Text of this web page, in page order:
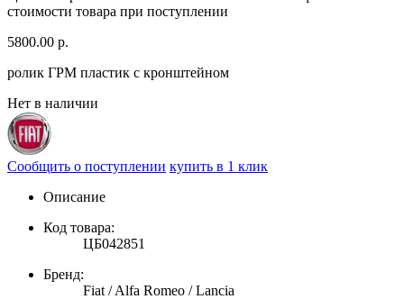
стоимости товара при поступлении
5800.00 р.
ролик ГРМ пластик с кронштейном
Нет в наличии
Сообщить о поступлении купить в 1 клик
Описание
Код товара:
ЦБ042851
Бренд:
Fiat / Alfa Romeo / Lancia